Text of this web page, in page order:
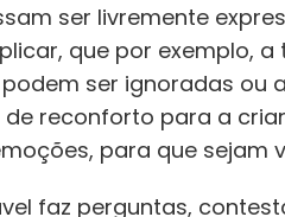
ser livremente
que por exemplo,
ser ignoradas ou
reconforto para a
para que sejam
faz perguntas,